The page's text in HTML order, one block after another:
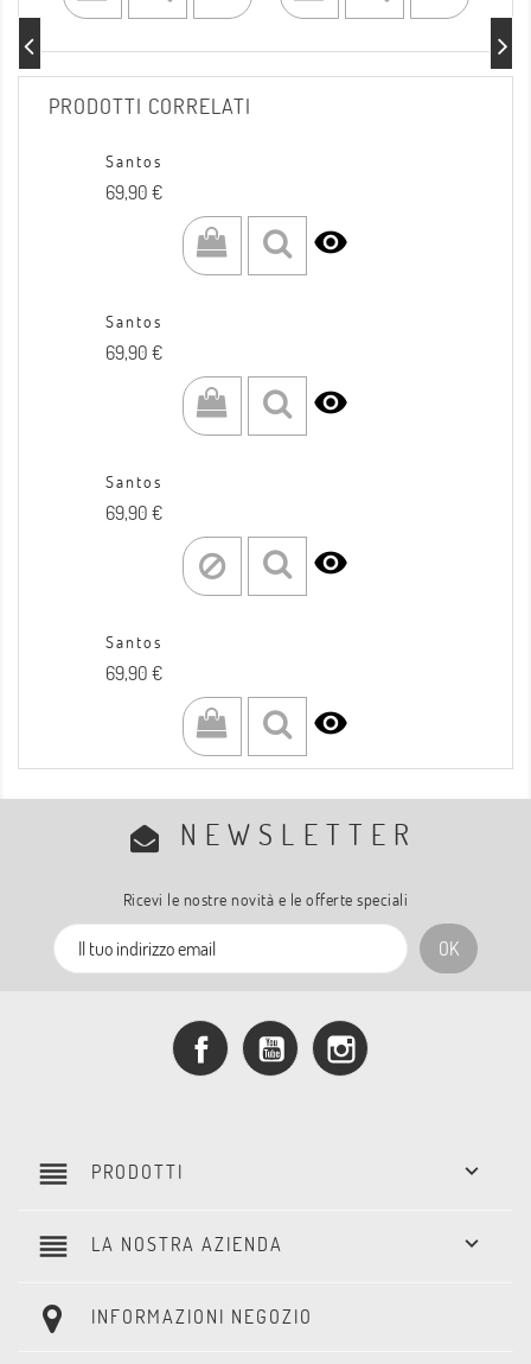
PRODOTTI CORRELATI
Santos
Prezzo
69,90 €

Santos
Prezzo
69,90 €

Santos
Prezzo
69,90 €

Santos
Prezzo
69,90 €

NEWSLETTER
Ricevi le nostre novità e le offerte speciali
Facebook YouTube
reorder PRODOTTI 
reorder LA NOSTRA AZIENDA 
INFORMAZIONI NEGOZIO